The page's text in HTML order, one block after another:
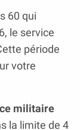
60 qui
le service
période
votre
militaire
la limite de 4